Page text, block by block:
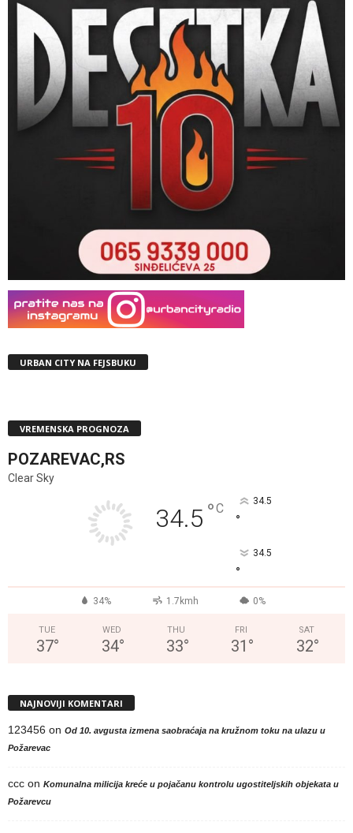
URBAN CITY NA FEJSBUKU
VREMENSKA PROGNOZA
POZAREVAC,RS
Clear Sky
34.5 °C 34.5
°
34.5
°
34% 1.7kmh 0%
TUE
37°
WED
34°
THU
33°
FRI
31 °
SAT
32°
NAJNOVIJI KOMENTARI
123456 on Od 10. avgusta izmena saobraćaja na kružnom toku na ulazu u
Požarevac
ccc on Komunalna milicija kreće u pojačanu kontrolu ugostiteljskih objekata u
Požarevcu